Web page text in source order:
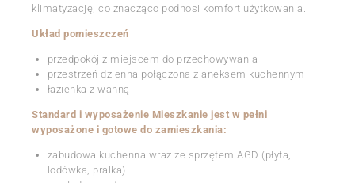
klimatyzację, co znacząco podnosi komfort użytkowania.
Układ pomieszczeń
przedpokój z miejscem do przechowywania
przestrzeń dzienna połączona z aneksem kuchennym
łazienka z wanną
Standard i wyposażenie Mieszkanie jest w pełni
wyposażone i gotowe do zamieszkania:
zabudowa kuchenna wraz ze sprzętem AGD (płyta,
lodówka, pralka)